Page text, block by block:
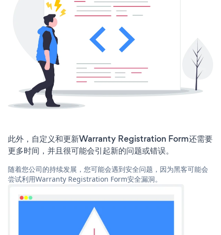
此外，自定义和更新Warranty Registration Form还需要
更多时间，并且很可能会引起新的问题或错误。
随着您公司的持续发展，您可能会遇到安全问题，因为黑客可能会
尝试利用Warranty Registration Form安全漏洞。